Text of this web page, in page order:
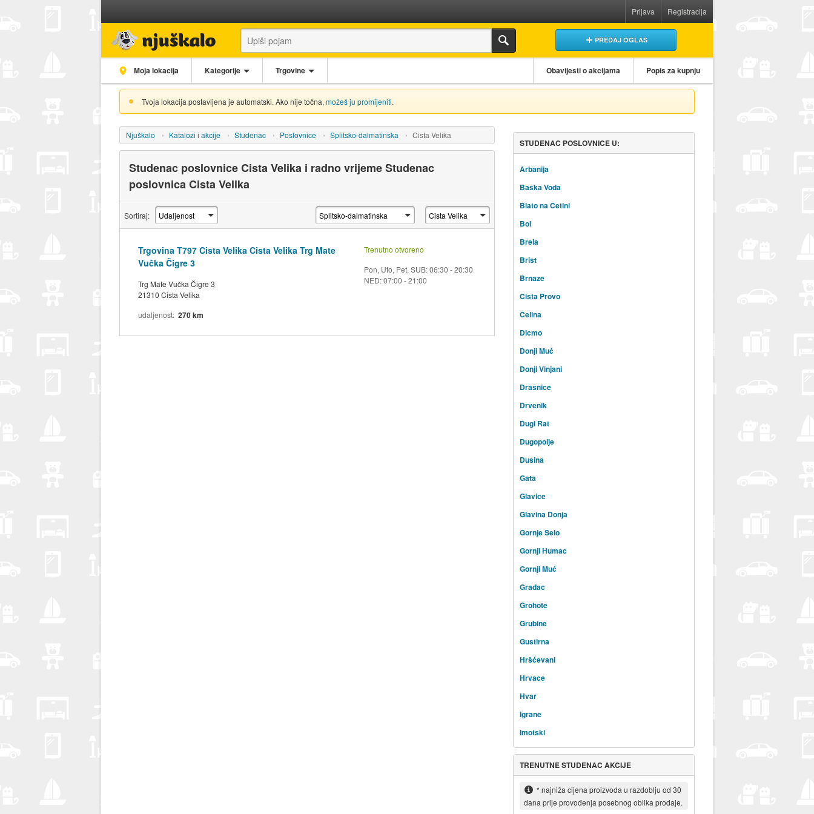
Prijava Registracija
PREDAJ OGLAS
Moja lokacija Kategorije Trgovine Obavijesti o akcijama Popis za kupnju
Tvoja lokacija postavljena je automatski. Ako nije točna, možeš ju promijeniti.
Njuškalo Katalozi i akcije Studenac Poslovnice Splitsko-dalmatinska Cista Velika
Studenac poslovnice Cista Velika i radno vrijeme Studenac
poslovnica Cista Velika
Sortiraj:
Trgovina T797 Cista Velika Cista Velika Trg Mate
Vučka Čigre 3
Trg Mate Vučka Čigre 3
21310 Cista Velika
Trenutno otvoreno
Pon, Uto, Pet, SUB: 06:30 - 20:30
NED: 07:00 - 21:00
udaljenost 270 km
STUDENAC POSLOVNICE U:
Arbanija
Baška Voda
Blato na Cetini
Bol
Brela
Brist
Brnaze
Cista Provo
Čelina
Dicmo
Donji Muć
Donji Vinjani
Drašnice
Drvenik
Dugi Rat
Dugopolje
Dusina
Gata
Glavice
Glavina Donja
Gornje Selo
Gornji Humac
Gornji Muć
Gradac
Grohote
Grubine
Gustirna
Hršćevani
Hrvace
Hvar
Igrane
Imotski
TRENUTNE STUDENAC AKCIJE
* najniža cijena proizvoda u razdoblju od 30
dana prije provođenja posebnog oblika prodaje.